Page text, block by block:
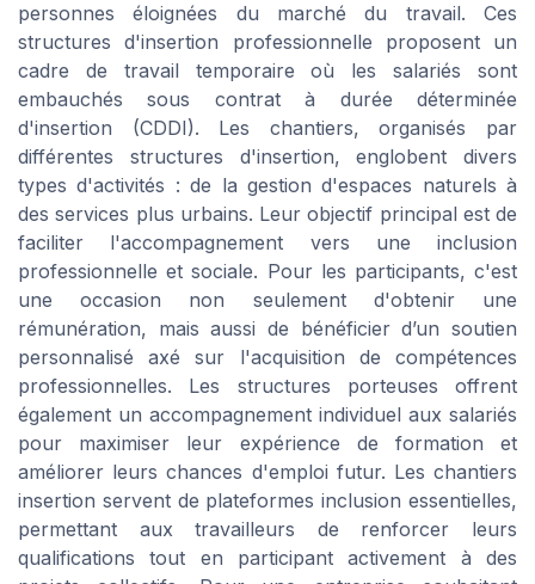
personnes éloignées du marché du travail. Ces
structures d'insertion professionnelle proposent un
cadre de travail temporaire où les salariés sont
embauchés sous contrat à durée déterminée
d'insertion (CDDI). Les chantiers, organisés par
différentes structures d'insertion, englobent divers
types d'activités : de la gestion d'espaces naturels à
des services plus urbains. Leur objectif principal est de
faciliter l'accompagnement vers une inclusion
professionnelle et sociale. Pour les participants, c'est
une occasion non seulement d'obtenir une
rémunération, mais aussi de bénéficier d’un soutien
personnalisé axé sur l'acquisition de compétences
professionnelles. Les structures porteuses offrent
également un accompagnement individuel aux salariés
pour maximiser leur expérience de formation et
améliorer leurs chances d'emploi futur. Les chantiers
insertion servent de plateformes inclusion essentielles,
permettant aux travailleurs de renforcer leurs
qualifications tout en participant activement à des